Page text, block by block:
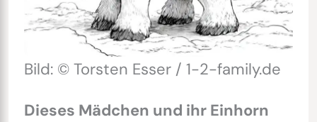
Bild: © Torsten Esser / 1-2-family.de
Dieses Mädchen und ihr Einhorn